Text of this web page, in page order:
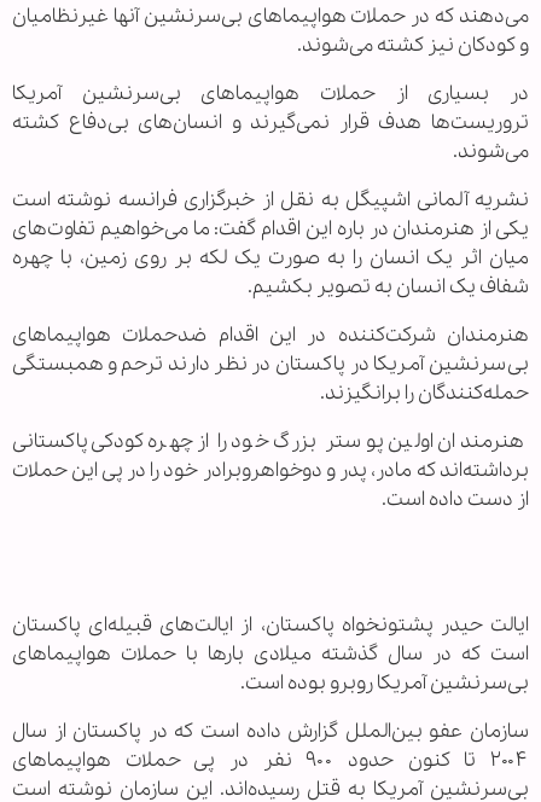
می‌دهند که در حملات هواپیماهای بی‌سرنشین آنها غیرنظامیان
و کودکان نیز کشته می‌شوند.
در بسیاری از حملات هواپیماهای بی‌سرنشین آمریکا
تروریست‌ها هدف قرار نمی‌گیرند و انسان‌های بی‌دفاع کشته
می‌شوند.
نشریه آلمانی اشپیگل به نقل از خبرگزاری فرانسه نوشته است
یکی از هنرمندان در باره این اقدام گفت: ما می‌خواهیم تفاوت‌های
میان اثر یک انسان را به صورت یک لکه بر روی زمین، با چهره
شفاف یک انسان به تصویر بکشیم.
هنرمندان شرکت‌کننده در این اقدام ضدحملات هواپیماهای
بی‌سرنشین آمریکا در پاکستان در نظر دارند ترحم و همبستگی
حمله‌کنندگان را برانگیزند.
هنرمندان اولین پوستر بزرگ خود را از چهره کودکی پاکستانی
برداشته‌اند که مادر، پدر و دوخواهروبرادر خود را در پی این حملات
از دست داده است.
ایالت حیدر پشتونخواه پاکستان، از ایالت‌های قبیله‌ای پاکستان
است که در سال گذشته میلادی بارها با حملات هواپیماهای
بی‌سرنشین آمریکا روبرو بوده است.
سازمان عفو بین‌الملل گزارش داده است که در پاکستان از سال
۲۰۰۴ تا کنون حدود ۹۰۰ نفر در پی حملات هواپیماهای
بی‌سرنشین آمریکا به قتل رسیده‌اند. این سازمان نوشته است